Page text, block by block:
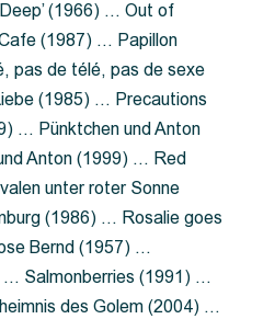
(1966) … Out of
(1987) … Papillon
pas de télé, pas de sexe
(1985) … Precautions
… Pünktchen und Anton
Anton (1999) … Red
unter roter Sonne
(1986) … Rosalie goes
Bernd (1957) …
… Salmonberries (1991) …
des Golem (2004) …